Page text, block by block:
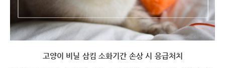
고양이 비닐 삼킴 소화기간 손상 시 응급처치